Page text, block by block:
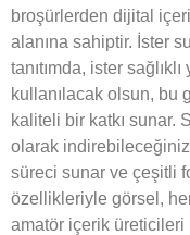
broşürlerden dijital
alanına sahiptir. İster
tanıtımda, ister
kullanılacak olsun, bu
kaliteli bir katkı sunar.
olarak
süreci sunar ve çeşitli
özellikleriyle görsel,
amatör içerik